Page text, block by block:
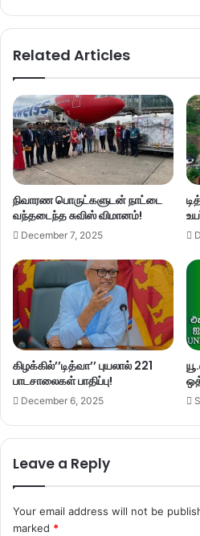
Related Articles
நிவாரண பொருட்களுடன் நாட்டை
வந்தடைந்த சுவிஸ் விமானம்!
December 7, 2025
கிழக்கில்’’டித்வா’’ புயலால் 221
பாடசாலைகள் பாதிப்பு!
December 6, 2025
Leave a Reply
Your email address will not be
marked *